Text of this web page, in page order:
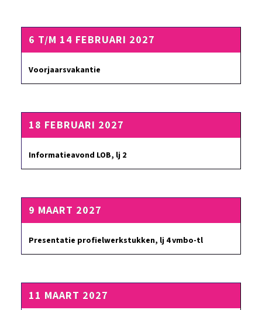
6 T/M 14 FEBRUARI 2027
Voorjaarsvakantie
18 FEBRUARI 2027
Informatieavond LOB, lj 2
9 MAART 2027
Presentatie profielwerkstukken, lj 4 vmbo-tl
11 MAART 2027